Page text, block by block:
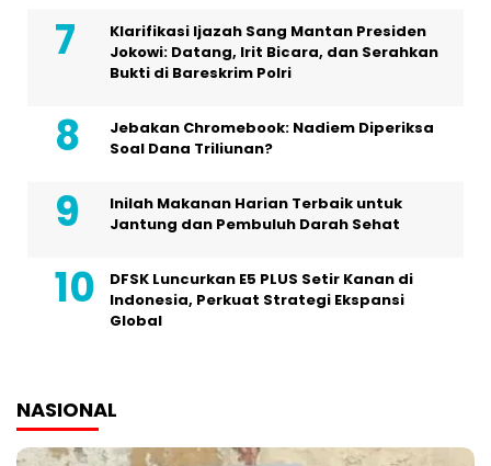
Klarifikasi Ijazah Sang Mantan Presiden
Jokowi: Datang, Irit Bicara, dan Serahkan
Bukti di Bareskrim Polri
Jebakan Chromebook: Nadiem Diperiksa
Soal Dana Triliunan?
Inilah Makanan Harian Terbaik untuk
Jantung dan Pembuluh Darah Sehat
DFSK Luncurkan E5 PLUS Setir Kanan di
Indonesia, Perkuat Strategi Ekspansi
Global
NASIONAL